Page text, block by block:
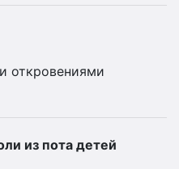
откровениями
из пота детей